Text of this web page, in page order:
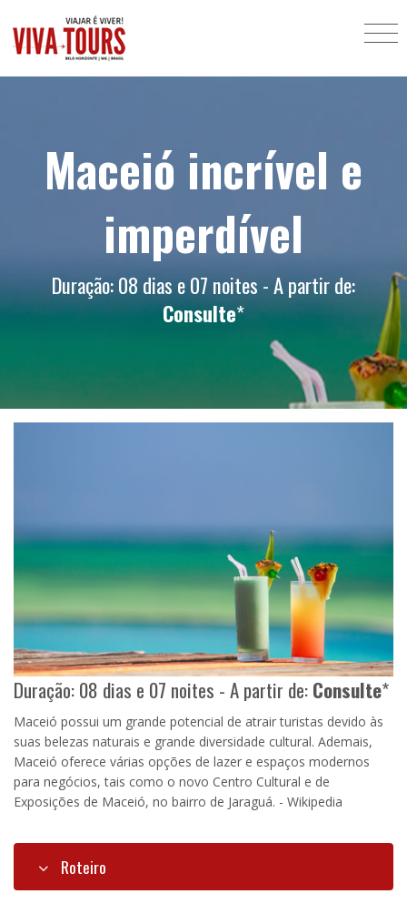
Maceió incrível e
imperdível
Duração: 08 dias e 07 noites - A partir de:
Consulte*
Duração: 08 dias e 07 noites - A partir de:Consulte*
Maceió possui um grande potencial de atrair turistas devido às
suas belezas naturais e grande diversidade cultural. Ademais,
Maceió oferece várias opções de lazer e espaços modernos
para negócios, tais como o novo Centro Cultural e de
Exposições de Maceió, no bairro de Jaraguá. - Wikipedia
Roteiro